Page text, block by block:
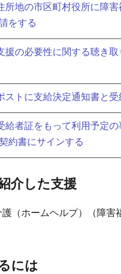
所地の市区町村役所に障害
をする
援の必要性に関する聴き取
ストに支給決定通知書と受
給者証をもって利用予定
約書にサインする
介した支援
護（ホームヘルプ）（障害
には